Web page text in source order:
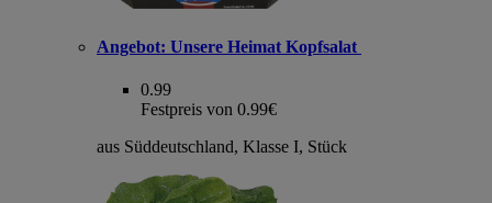
Angebot: Unsere Heimat Kopfsalat
0.99
Festpreis von 0.99€
aus Süddeutschland, Klasse I, Stück